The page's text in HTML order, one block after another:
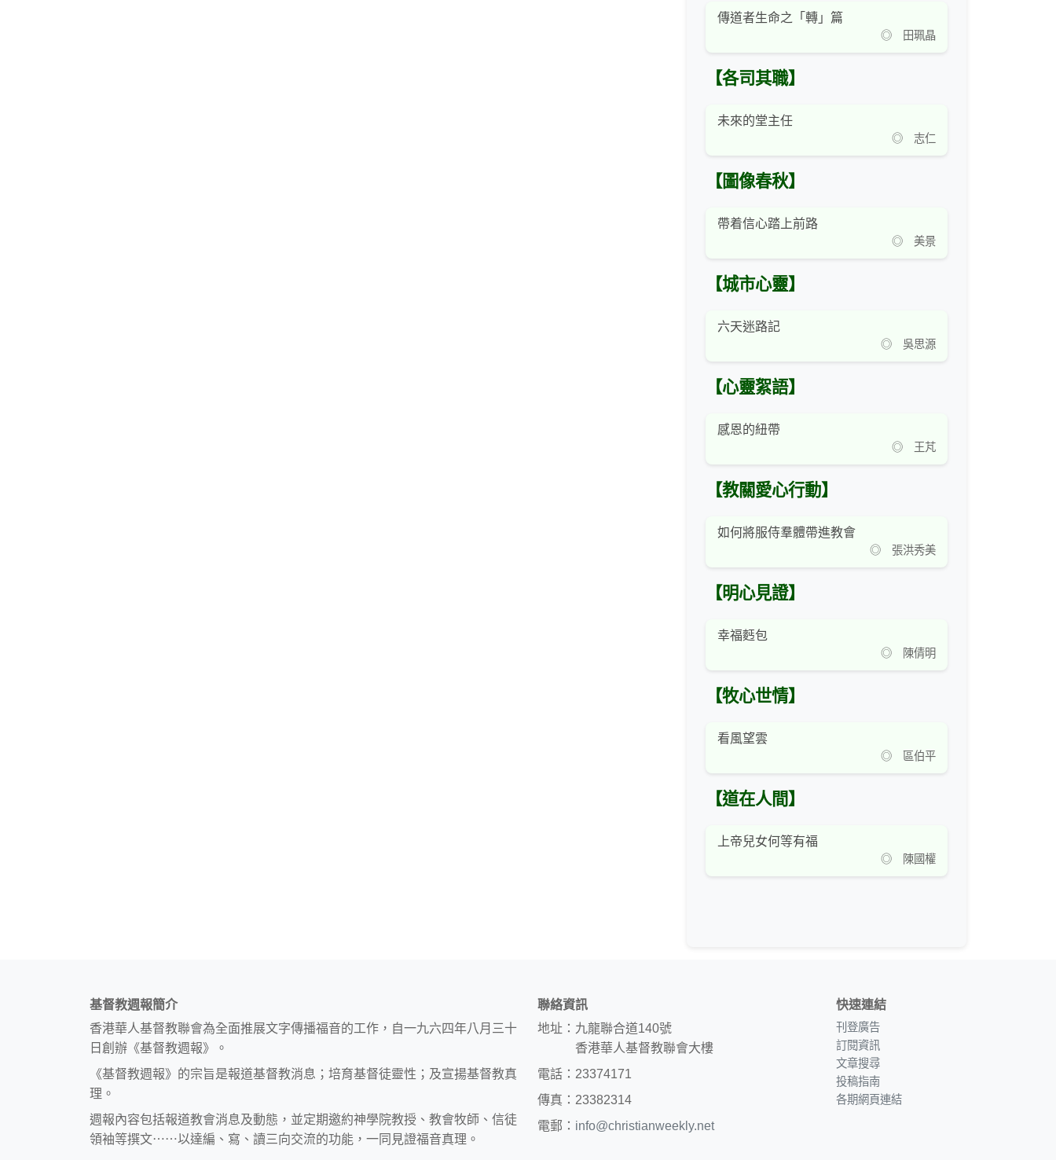
傳道者生命之「轉」篇
◎ 田珮晶
【各司其職】
未來的堂主任
◎ 志仁
【圖像春秋】
帶着信心踏上前路
◎ 美景
【城市心靈】
六天迷路記
◎ 吳思源
【心靈絮語】
感恩的紐帶
◎ 王芃
【教關愛心行動】
如何將服侍羣體帶進教會
◎ 張洪秀美
【明心見證】
幸福麫包
◎ 陳倩明
【牧心世情】
看風望雲
◎ 區伯平
【道在人間】
上帝兒女何等有福
◎ 陳國權
基督教週報簡介
香港華人基督教聯會為全面推展文字傳播福音的工作，自一九六四年八月三十
日創辦《基督教週報》。
《基督教週報》的宗旨是報道基督教消息；培育基督徒靈性；及宣揚基督教真
理。
週報內容包括報道教會消息及動態，並定期邀約神學院教授、教會牧師、信徒
領袖等撰文⋯⋯以達編、寫、讀三向交流的功能，一同見證福音真理。
聯絡資訊
地址：九龍聯合道140號
香港華人基督教聯會大樓
電話：23374171
傳真：23382314
電郵： info@christianweekly.net
快速連結
刊登廣告
訂閱資訊
文章搜尋
投稿指南
各期網頁連結